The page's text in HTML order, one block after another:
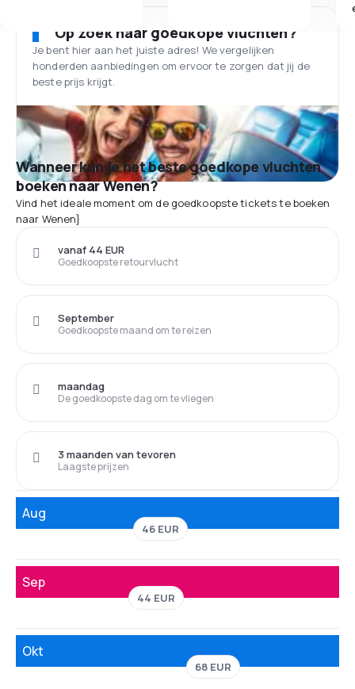
Op zoek naar goedkope vluchten?
Je bent hier aan het juiste adres! We vergelijken
honderden aanbiedingen om ervoor te zorgen dat jij de
beste prijs krijgt.
Wanneer kun je het beste goedkope vluchten
boeken naar Wenen?
Vind het ideale moment om de goedkoopste tickets te boeken
naar Wenen}
Goedkoopste retourvlucht
vanaf 44 EUR
Goedkoopste maand om te reizen
September
De goedkoopste dag om te vliegen
maandag
Laagste prijzen
3 maanden van tevoren
Aug
46 EUR
Sep
44 EUR
Okt
68 EUR